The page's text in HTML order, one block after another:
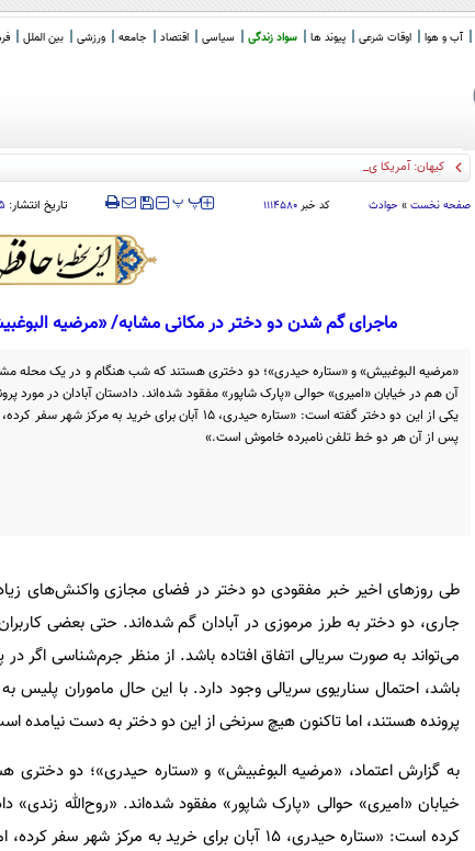
آب و هوا اوقات شرعی پیوند ها سواد زندگی سیاسی اقتصاد جامعه ورزشی بین الملل
کیهان: آمریکا یا «نظم جدید» را می
صفحه نخست » حوادث کد خبر ۱۱۱۴۵۸۰ ‍‍‍ پپ تاریخ انتشار:
ماجرای گم شدن دو دختر در مکانی مشابه/ «مرضیه
«مرضیه البوغبیش» و «ستاره حیدری»؛ دو دختری هستند که شب هنگام و در یک محله
آن هم در خیابان «امیری» حوالی «پارک شاپور» مفقود شده‌اند. دادستان آبادان در مورد
یکی از این دو دختر گفته است: «ستاره حیدری، ۱۵ آبان برای خرید به مرکز شهر سفر
پس از آن هر دو خط تلفن نامبرده خاموش است.»
طی روزهای اخیر خبر مفقودی دو دختر در فضای مجازی واکنش‌های
جاری، دو دختر به طرز مرموزی در آبادان گم شده‌اند. حتی بعضی
می‌تواند به صورت سریالی اتفاق افتاده باشد. از منظر جرم‌شناسی اگر
باشد، احتمال سناریوی سریالی وجود دارد. با این حال ماموران پلیس
پرونده هستند، اما تاکنون هیچ سرنخی از این دو دختر به دست نیامده
به گزارش اعتماد، «مرضیه البوغبیش» و «ستاره حیدری»؛ دو
خیابان «امیری» حوالی «پارک شاپور» مفقود شده‌اند. «روح‌الله زندی»
کرده است: «ستاره حیدری، ۱۵ آبان برای خرید به